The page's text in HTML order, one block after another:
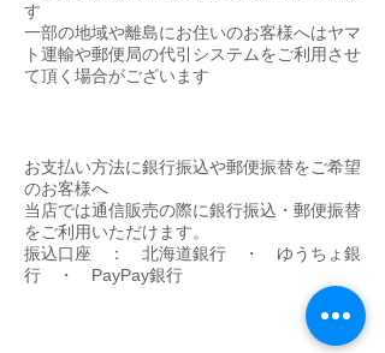
す
一部の地域や離島にお住いのお客様へはヤマ
ト運輸や郵便局の代引システムをご利用させ
て頂く場合がございます
お支払い方法に銀行振込や郵便振替をご希望
のお客様へ
当店では通信販売の際に銀行振込・郵便振替
をご利用いただけます。
振込口座 ： 北海道銀行 ・ ゆうちょ銀
行 ・ PayPay銀行